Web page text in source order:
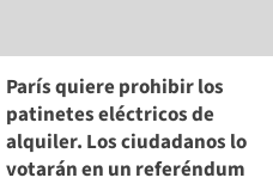
París quiere prohibir los
patinetes eléctricos de
alquiler. Los ciudadanos lo
votarán en un referéndum